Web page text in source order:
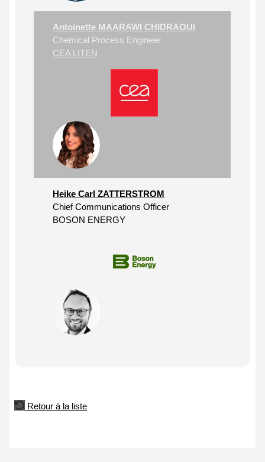
Antoinette MAARAWI CHIDRAOUI
Chemical Process Engineer
CEA LITEN
Heike Carl ZATTERSTROM
Chief Communications Officer
BOSON ENERGY
Retour à la liste